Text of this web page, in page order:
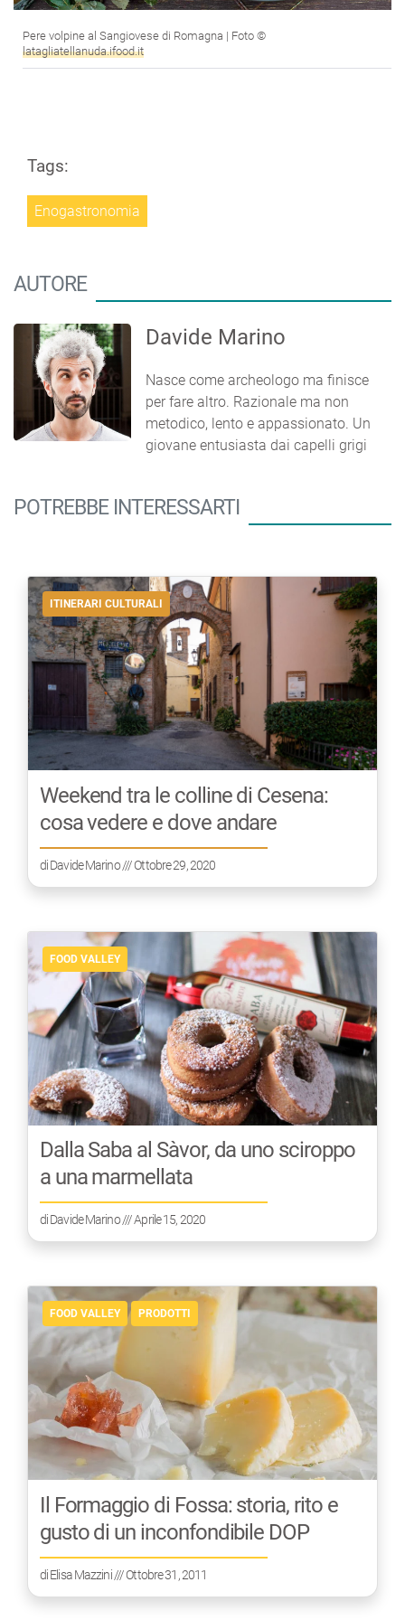
Pere volpine al Sangiovese di Romagna | Foto ©
latagliatellanuda.ifood.it
Tags:
Enogastronomia
AUTORE
Davide Marino
Nasce come archeologo ma finisce
per fare altro. Razionale ma non
metodico, lento e appassionato. Un
giovane entusiasta dai capelli grigi
POTREBBE INTERESSARTI
ITINERARI CULTURALI
Weekend tra le colline di Cesena:
cosa vedere e dove andare
diDavide Marino/// Ottobre 29, 2020
FOOD VALLEY
Dalla Saba al Sàvor, da uno sciroppo
a una marmellata
diDavide Marino/// Aprile 15, 2020
FOOD VALLEY PRODOTTI
Il Formaggio di Fossa: storia, rito e
gusto di un inconfondibile DOP
diElisa Mazzini/// Ottobre 31, 2011